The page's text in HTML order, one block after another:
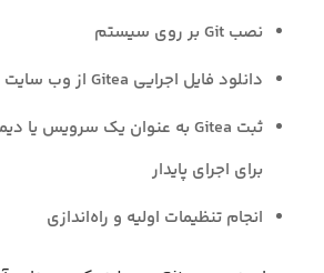
نصب Git بر روی سیستم
دانلود فایل اجرایی Gitea از وب سایت رسمی
برای اجرای پایدار
انجام تنظیمات اولیه و راه‌اندازی